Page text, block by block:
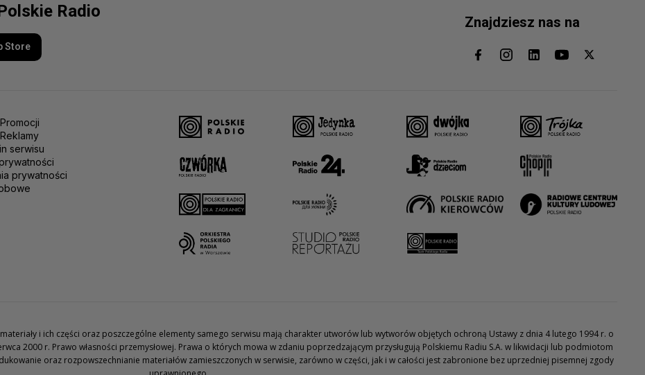
Radio
Store
Znajdziesz nas na
serwisu
prywatności
i ich części oraz poszczególne elementy samego serwisu mają charakter utworów lub wytworów objętych ochroną Ustawy z dnia 4 lutego 1994 r. o
2000 r. Prawo własności przemysłowej. Prawa o których mowa w zdaniu poprzedzającym przysługują Polskiemu Radiu S.A. w likwidacji lub podmiotom
oraz rozpowszechnianie materiałów zamieszczonych w serwisie, zarówno w części, jak i w całości jest zabronione bez uprzedniej pisemnej zgody